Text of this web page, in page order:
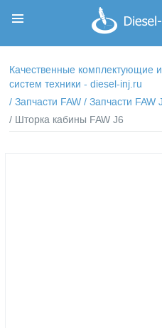
Качественные комплектующие
систем техники - diesel-inj.ru
/Запчасти FAW /Запчасти FAW
/ Шторка кабины FAW J6